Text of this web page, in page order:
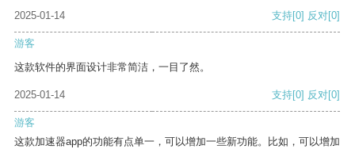
2025-01-14 支持[0] 反对[0]
游客
这款软件的界面设计非常简洁，一目了然。
2025-01-14 支持[0] 反对[0]
游客
这款加速器app的功能有点单一，可以增加一些新功能。比如，可以增加